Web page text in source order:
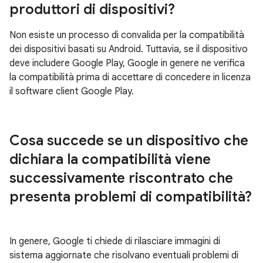
produttori di dispositivi?
Non esiste un processo di convalida per la compatibilità
dei dispositivi basati su Android. Tuttavia, se il dispositivo
deve includere Google Play, Google in genere ne verifica
la compatibilità prima di accettare di concedere in licenza
il software client Google Play.
Cosa succede se un dispositivo che
dichiara la compatibilità viene
successivamente riscontrato che
presenta problemi di compatibilità?
In genere, Google ti chiede di rilasciare immagini di
sistema aggiornate che risolvano eventuali problemi di